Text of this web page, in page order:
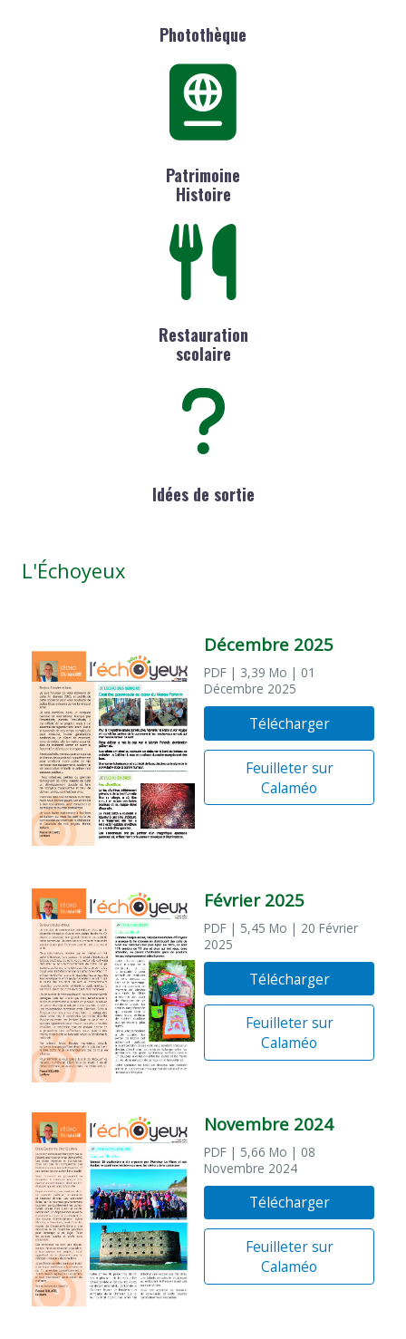
Photothèque
Patrimoine
Histoire
Restauration
scolaire
Idées de sortie
L'Échoyeux
Décembre 2025
PDF | 3,39 Mo | 01
Décembre 2025
Télécharger
Feuilleter sur
Calaméo
Février 2025
PDF | 5,45 Mo | 20 Février
2025
Télécharger
Feuilleter sur
Calaméo
Novembre 2024
PDF | 5,66 Mo | 08
Novembre 2024
Télécharger
Feuilleter sur
Calaméo